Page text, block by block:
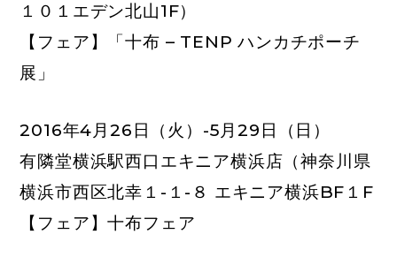
１０１エデン北山1F）
【フェア】「十布 – TENP ハンカチポーチ
展」
2016年4月26日（火）-5月29日（日）
有隣堂横浜駅西口エキニア横浜店 （神奈川県
横浜市西区北幸１-１-８ エキニア横浜BF１F
【フェア】十布フェア